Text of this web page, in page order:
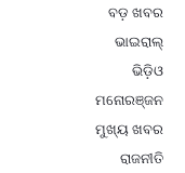
ବଡ଼ ଖବର
ଭାଇରାଲ୍
ଭିଡ଼ିଓ
ମନୋରଞ୍ଜନ
ମୁଖ୍ୟ ଖବର
ରାଜନୀତି